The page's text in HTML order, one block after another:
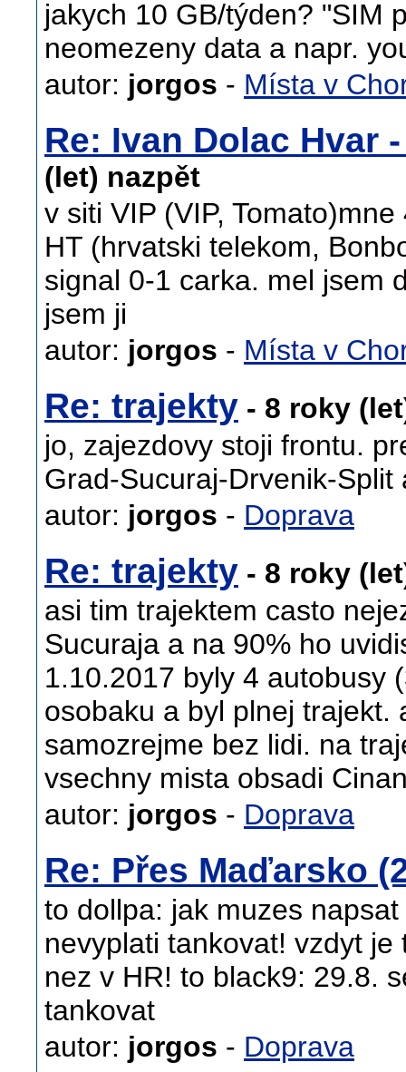
jakych 10 GB/týden? "SIM
neomezeny data a napr.
autor: jorgos - Místa v
Re: Ivan Dolac Hvar
(let) nazpět
v siti VIP (VIP,
HT (hrvatski telekom,
signal 0-1 carka. mel jsem
jsem ji
autor: jorgos - Místa v
Re: trajekty - 8 roky
jo, zajezdovy stoji frontu.
Grad-Sucuraj-Drvenik-Split
autor: jorgos - Doprava
Re: trajekty - 8 roky
asi tim trajektem casto
Sucuraja a na 90% ho
1.10.2017 byly 4 autobusy
osobaku a byl plnej trajekt.
samozrejme bez lidi. na
vsechny mista obsadi
autor: jorgos - Doprava
Re: Přes Maďarsko
to dollpa: jak muzes
nevyplati tankovat! vzdyt
nez v HR! to black9: 29.8.
tankovat
autor: jorgos - Doprava